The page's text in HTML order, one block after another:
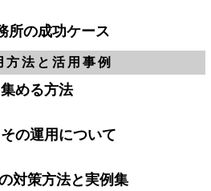
所の成功ケース
法と活用事例
める方法
の運用について
対策方法と実例集